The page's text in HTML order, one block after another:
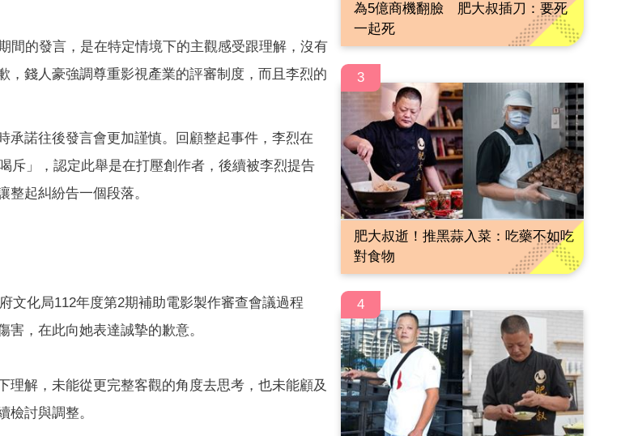
間的發言，是在特定情境下的主觀感受跟理解，沒有
錢人豪強調尊重影視產業的評審制度，而且李烈的
承諾往後發言會更加謹慎。回顧整起事件，李烈在
斥」，認定此舉是在打壓創作者，後續被李烈提告
起糾紛告一個段落。
文化局112年度第2期補助電影製作審查會議過程
，在此向她表達誠摯的歉意。
解，未能從更完整客觀的角度去思考，也未能顧及
討與調整。
為5億商機翻臉 肥大叔插刀：要死
一起死
3
肥大叔逝！推黑蒜入菜：吃藥不如吃
對食物
4